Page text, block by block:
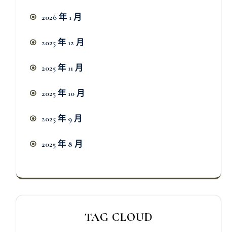
2026 年 1 月
2025 年 12 月
2025 年 11 月
2025 年 10 月
2025 年 9 月
2025 年 8 月
TAG CLOUD